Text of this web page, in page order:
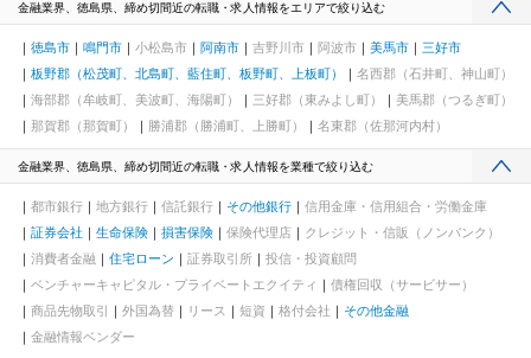
金融業界、徳島県、締め切間近の転職・求人情報をエリアで絞り込む
徳島市 鳴門市 小松島市 阿南市 吉野川市 阿波市 美馬市
三好市
板野郡（松茂町、北島町、藍住町、板野町、上板町）
名西郡（石井町、神山町）
海部郡（牟岐町、美波町、海陽町）
三好郡（東みよし町）
美馬郡（つるぎ町）
那賀郡（那賀町）
勝浦郡（勝浦町、上勝町） 名東郡（佐那河内村）
金融業界、徳島県、締め切間近の転職・求人情報を業種で絞り込む
都市銀行 地方銀行 信託銀行 その他銀行
信用金庫・信用組合・労働金庫
証券会社
生命保険 損害保険 保険代理店
クレジット・信販（ノンバンク）
消費者金融
住宅ローン 証券取引所
投信・投資顧問
ベンチャーキャピタル・プライベートエクイティ
債権回収（サービサー）
商品先物取引
外国為替 リース 短資 格付会社
その他金融
金融情報ベンダー